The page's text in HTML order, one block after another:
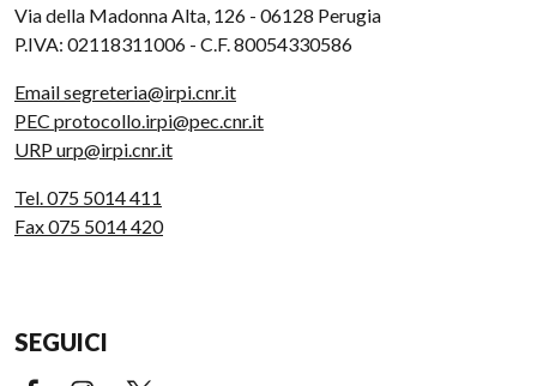
Via della Madonna Alta, 126 - 06128 Perugia
P.IVA: 02118311006 - C.F. 80054330586
Email segreteria@irpi.cnr.it
PEC protocollo.irpi@pec.cnr.it
URP urp@irpi.cnr.it
Tel. 075 5014 411
Fax 075 5014 420
SEGUICI